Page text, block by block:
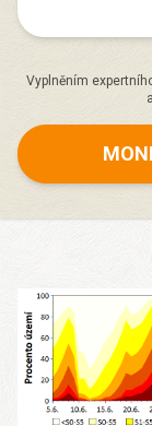
Vyplněním